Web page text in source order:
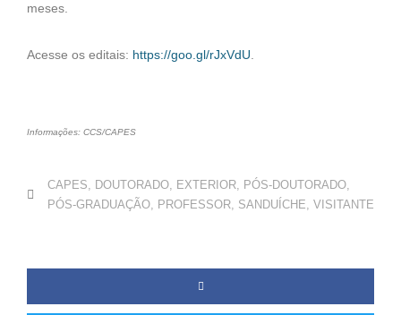
meses.
Acesse os editais: https://goo.gl/rJxVdU
Informações: CCS/CAPES
CAPES DOUTORADO EXTERIOR PÓS-DOUTORADO
PÓS-GRADUAÇÃO PROFESSOR SANDUÍCHE VISITANTE